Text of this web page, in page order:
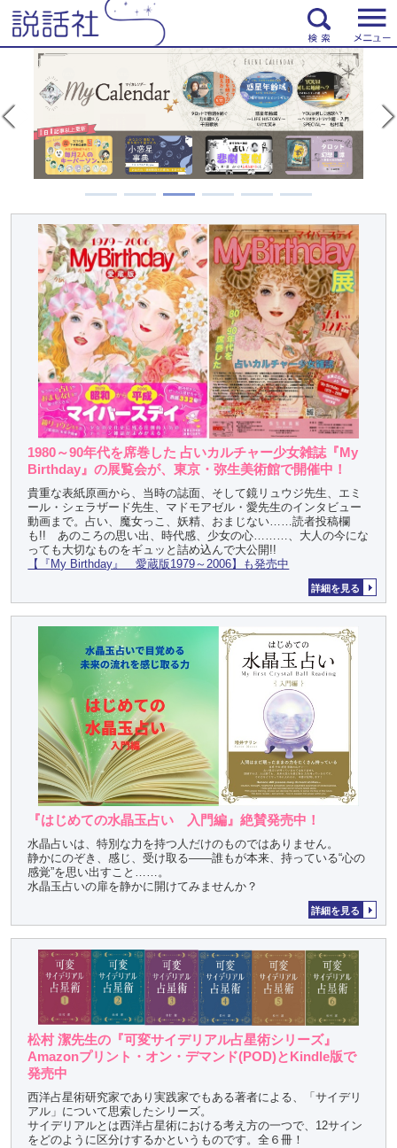
1980～90年代を席巻した 占いカルチャー少女雑誌『My
Birthday』の展覧会が、東京・弥生美術館で開催中！
貴重な表紙原画から、当時の誌面、そして鏡リュウジ先生、エミ
ール・シェラザード先生、マドモアゼル・愛先生のインタビュー
動画まで。占い、魔女っこ、妖精、おまじない……読者投稿欄
も!! あのころの思い出、時代感、少女の心………、大人の今にな
っても大切なものをギュッと詰め込んで大公開!!
【『My Birthday』 愛蔵版1979～2006】も発売中
詳細を見る
『はじめての水晶玉占い 入門編』絶賛発売中！
水晶占いは、特別な力を持つ人だけのものではありません。
静かにのぞき、感じ、受け取る――誰もが本来、持っている“心の
感覚”を思い出すこと……。
水晶玉占いの扉を静かに開けてみませんか？
詳細を見る
松村 潔先生の『可変サイデリアル占星術シリーズ』
Amazonプリント・オン・デマンド(POD)とKindle版で
発売中
西洋占星術研究家であり実践家でもある著者による、「サイデリ
アル」について思索したシリーズ。
サイデリアルとは西洋占星術における考え方の一つで、12サイン
をどのように区分けするかというものです。全６冊！